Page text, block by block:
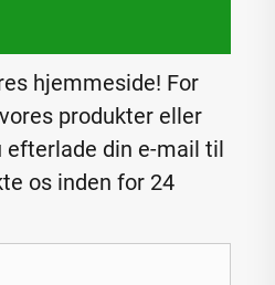
hjemmeside! For
produkter eller
efterlade din e-mail til
os inden for 24